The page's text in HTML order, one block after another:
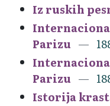
Iz ruskih
Parizu
Parizu
Istorija